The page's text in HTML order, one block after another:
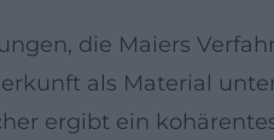
die Maiers
als Material
ergibt ein